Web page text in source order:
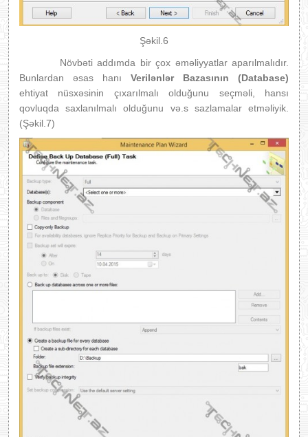
Şəkil.6
Növbəti addımda bir çox əməliyyatlar aparılmalıdır.
Bunlardan əsas hanı Verilənlər Bazasının (Database)
ehtiyat nüsxəsinin çıxarılmalı olduğunu seçməli, hansı
qovluqda saxlanılmalı olduğunu və.s sazlamalar etməliyik.
(Şəkil.7)